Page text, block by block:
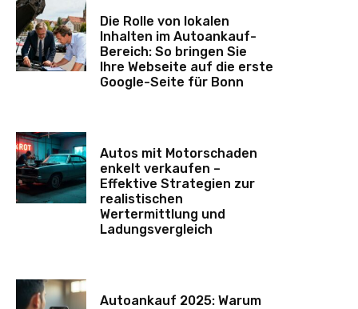
Die Rolle von lokalen
Inhalten im Autoankauf-
Bereich: So bringen Sie
Ihre Webseite auf die erste
Google-Seite für Bonn
Autos mit Motorschaden
enkelt verkaufen –
Effektive Strategien zur
realistischen
Wertermittlung und
Ladungsvergleich
Autoankauf 2025: Warum